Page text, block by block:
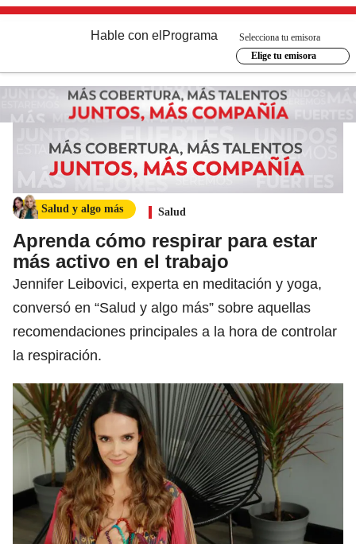
Hable con el Programa
Selecciona tu emisora
Elige tu emisora
Salud y algo más Salud
Aprenda cómo respirar para estar
más activo en el trabajo
Jennifer Leibovici, experta en meditación y yoga,
conversó en “Salud y algo más” sobre aquellas
recomendaciones principales a la hora de controlar
la respiración.